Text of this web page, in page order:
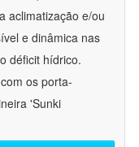
aclimatização e/ou
e dinâmica nas
déficit hídrico.
os porta-
'Sunki